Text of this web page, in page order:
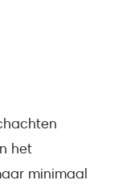
het
minimaal